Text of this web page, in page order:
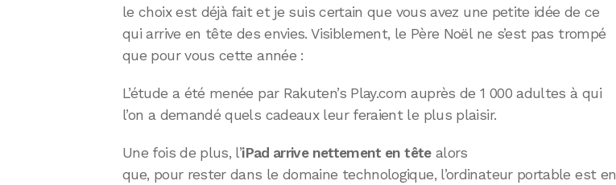
le choix est déjà fait et je suis certain que vous avez une petite idée de ce
qui arrive en tête des envies. Visiblement, le Père Noël ne s’est pas trompé
que pour vous cette année :
L’étude a été menée par Rakuten’s Play.com auprès de 1 000 adultes à qui
l’on a demandé quels cadeaux leur feraient le plus plaisir.
Une fois de plus, l’iPad arrive nettement en têtealors
que, pour rester dans le domaine technologique, l’ordinateur portable est en